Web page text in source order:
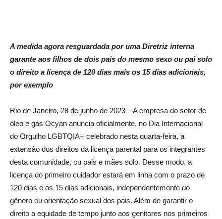
A medida agora resguardada por uma Diretriz interna
garante aos filhos de dois pais do mesmo sexo ou pai solo
o direito a licença de 120 dias mais os 15 dias adicionais,
por exemplo
Rio de Janeiro, 28 de junho de 2023 – A empresa do setor de
óleo e gás Ocyan anuncia oficialmente, no Dia Internacional
do Orgulho LGBTQIA+ celebrado nesta quarta-feira, a
extensão dos direitos da licença parental para os integrantes
desta comunidade, ou pais e mães solo. Desse modo, a
licença do primeiro cuidador estará em linha com o prazo de
120 dias e os 15 dias adicionais, independentemente do
gênero ou orientação sexual dos pais. Além de garantir o
direito a equidade de tempo junto aos genitores nos primeiros